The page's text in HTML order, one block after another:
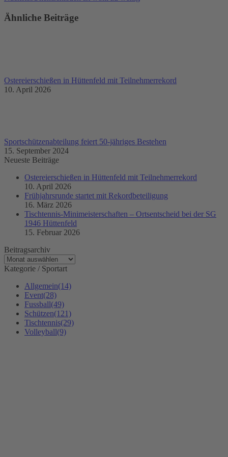
Ähnliche Beiträge
Ostereierschießen in Hüttenfeld mit Teilnehmerrekord
10. April 2026
Sportschützenabteilung feiert 50-jähriges Bestehen
15. September 2024
Neueste Beiträge
Ostereierschießen in Hüttenfeld mit Teilnehmerrekord
10. April 2026
Frühjahrsrunde startet mit Rekordbeteiligung
16. März 2026
Tischtennis-Minimeisterschaften – Ortsentscheid bei der SG
1946 Hüttenfeld
15. Februar 2026
Beitragsarchiv
Beitragsarchiv
Kategorie / Sportart
Allgemein(14)
Event(28)
Fussball(49)
Schützen(121)
Tischtennis(29)
Volleyball(9)